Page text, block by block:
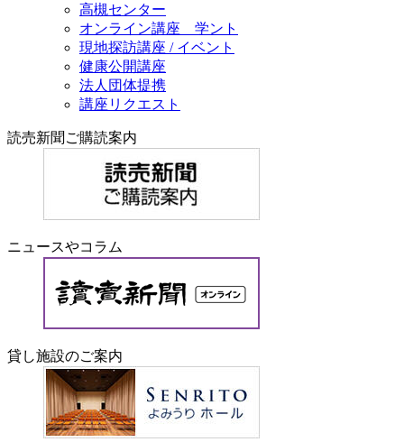
高槻センター
オンライン講座 学ント
現地探訪講座 / イベント
健康公開講座
法人団体提携
講座リクエスト
読売新聞ご購読案内
ニュースやコラム
貸し施設のご案内